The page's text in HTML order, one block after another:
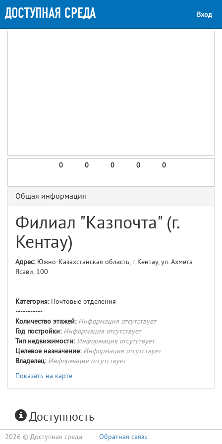
ДОСТУПНАЯ СРЕДА Вход
0 0 0 0 0
Общая информация
Филиал "Казпочта" (г.
Кентау)
Адрес:Южно-Казахстанская область, г. Кентау, ул. Ахмета
Ясави, 100
Категория:Почтовые отделения
-----------
Количество этажей: Информация отсутствует
Год постройки: Информация отсутствует
Тип недвижимости: Информация отсутствует
Целевое назначение: Информация отсутствует
Владелец: Информация отсутствует
Показать на карте
Доступность
2026 © Доступная среда Обратная связь